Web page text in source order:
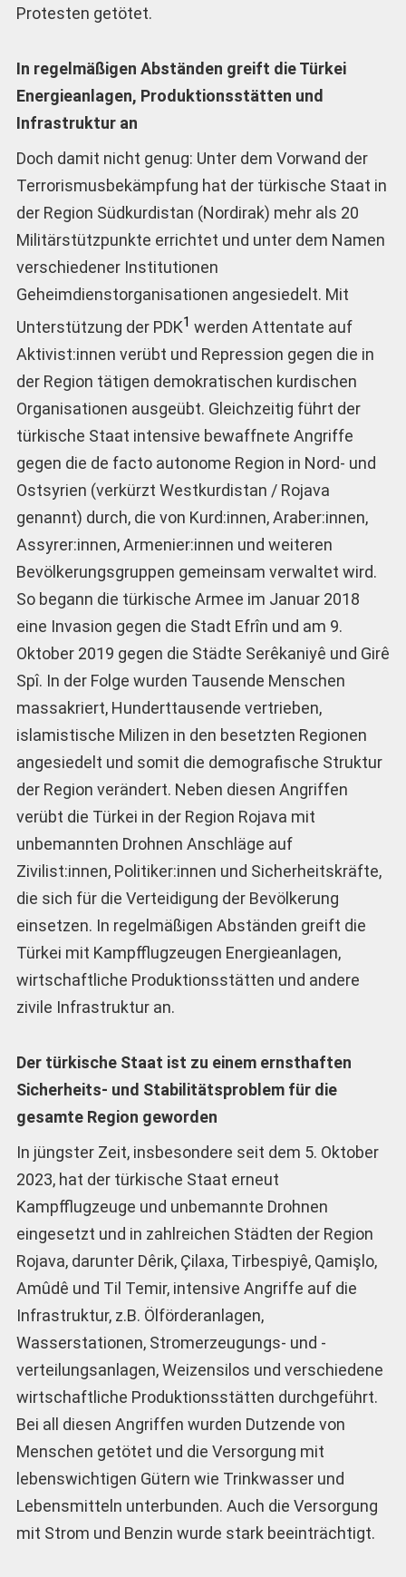
Protesten getötet.
In regelmäßigen Abständen greift die Türkei
Energieanlagen, Produktionsstätten und
Infrastruktur an
Doch damit nicht genug: Unter dem Vorwand der
Terrorismusbekämpfung hat der türkische Staat in
der Region Südkurdistan (Nordirak) mehr als 20
Militärstützpunkte errichtet und unter dem Namen
verschiedener Institutionen
Geheimdienstorganisationen angesiedelt. Mit
Unterstützung der PDK1 werden Attentate auf
Aktivist:innen verübt und Repression gegen die in
der Region tätigen demokratischen kurdischen
Organisationen ausgeübt. Gleichzeitig führt der
türkische Staat intensive bewaffnete Angriffe
gegen die de facto autonome Region in Nord- und
Ostsyrien (verkürzt Westkurdistan / Rojava
genannt) durch, die von Kurd:innen, Araber:innen,
Assyrer:innen, Armenier:innen und weiteren
Bevölkerungsgruppen gemeinsam verwaltet wird.
So begann die türkische Armee im Januar 2018
eine Invasion gegen die Stadt Efrîn und am 9.
Oktober 2019 gegen die Städte Serêkaniyê und Girê
Spî. In der Folge wurden Tausende Menschen
massakriert, Hunderttausende vertrieben,
islamistische Milizen in den besetzten Regionen
angesiedelt und somit die demografische Struktur
der Region verändert. Neben diesen Angriffen
verübt die Türkei in der Region Rojava mit
unbemannten Drohnen Anschläge auf
Zivilist:innen, Politiker:innen und Sicherheitskräfte,
die sich für die Verteidigung der Bevölkerung
einsetzen. In regelmäßigen Abständen greift die
Türkei mit Kampfflugzeugen Energieanlagen,
wirtschaftliche Produktionsstätten und andere
zivile Infrastruktur an.
Der türkische Staat ist zu einem ernsthaften
Sicherheits- und Stabilitätsproblem für die
gesamte Region geworden
In jüngster Zeit, insbesondere seit dem 5. Oktober
2023, hat der türkische Staat erneut
Kampfflugzeuge und unbemannte Drohnen
eingesetzt und in zahlreichen Städten der Region
Rojava, darunter Dêrik, Çilaxa, Tirbespiyê, Qamişlo,
Amûdê und Til Temir, intensive Angriffe auf die
Infrastruktur, z.B. Ölförderanlagen,
Wasserstationen, Stromerzeugungs- und -
verteilungsanlagen, Weizensilos und verschiedene
wirtschaftliche Produktionsstätten durchgeführt.
Bei all diesen Angriffen wurden Dutzende von
Menschen getötet und die Versorgung mit
lebenswichtigen Gütern wie Trinkwasser und
Lebensmitteln unterbunden. Auch die Versorgung
mit Strom und Benzin wurde stark beeinträchtigt.